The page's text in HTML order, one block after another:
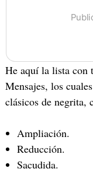
He aquí la lista con
Mensajes, los
clásicos de negrita,
Ampliación.
Reducción.
Sacudida.